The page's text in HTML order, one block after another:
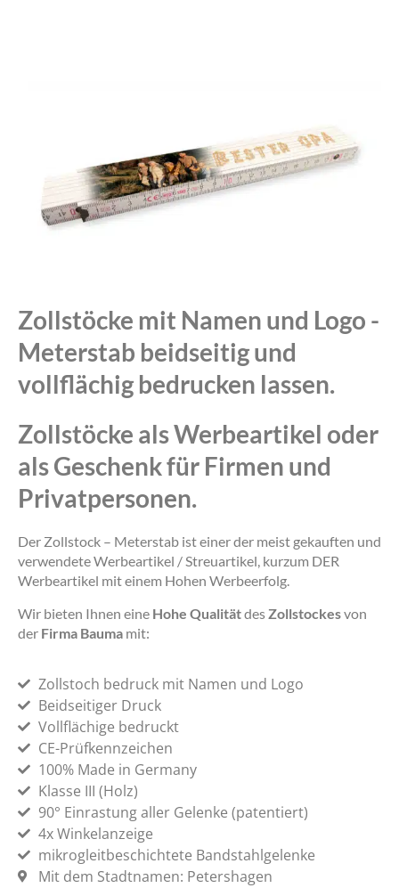
Zollstöcke mit Namen und Logo -
Meterstab beidseitig und
vollflächig bedrucken lassen.
Zollstöcke als Werbeartikel oder
als Geschenk für Firmen und
Privatpersonen.
Der Zollstock – Meterstab ist einer der meist gekauften und
verwendete Werbeartikel / Streuartikel, kurzum DER
Werbeartikel mit einem Hohen Werbeerfolg.
Wir bieten Ihnen eine Hohe Qualitätdes Zollstockesvon
der Firma Bauma mit:
Zollstoch bedruck mit Namen und Logo
Beidseitiger Druck
Vollflächige bedruckt
CE-Prüfkennzeichen
100% Made in Germany
Klasse III (Holz)
90° Einrastung aller Gelenke (patentiert)
4x Winkelanzeige
mikrogleitbeschichtete Bandstahlgelenke
Mit dem Stadtnamen: Petershagen